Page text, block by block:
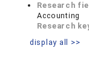
Research
Accounting
Research
display all >>